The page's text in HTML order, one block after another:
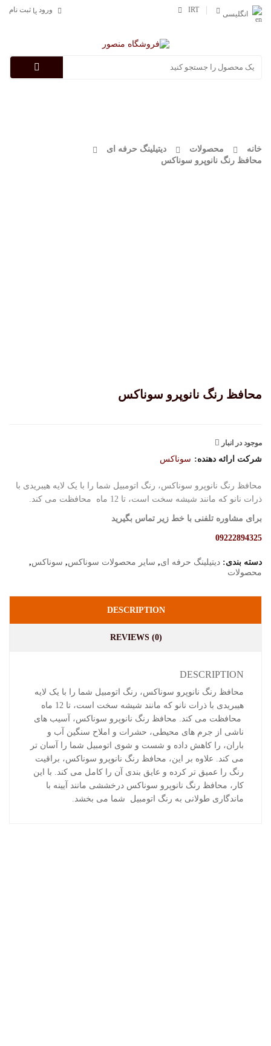
انگلیسی
IRT ورود یا ثبت نام
خانه محصولات
دیتیلینگ حرفه ای
محافظ رنگ نانوپرو سوناکس
محافظ رنگ نانوپرو سوناکس
موجود در انبار
شرکت ارائه دهنده: سوناکس
محافظ رنگ نانوپرو سوناکس، رنگ اتومبيل شما را با يک لايه هيبريدی با
ذرات نانو که مانند شيشه سخت است، تا 12 ماه محافظت می کند.
برای مشاوره تلفنی با خط زیر تماس بگیرید
09222894325
دسته بندی: دیتیلینگ حرفه ای, سایر محصولات سوناکس, سوناکس,
محصولات
DESCRIPTION
REVIEWS (0)
DESCRIPTION
محافظ رنگ نانوپرو سوناکس، رنگ اتومبيل شما را با يک لايه
هيبريدی با ذرات نانو که مانند شيشه سخت است، تا 12 ماه
محافظت می کند. محافظ رنگ نانوپرو سوناکس، آسيب های
ناشی از جرم های محيطی، حشرات و املاح سنگين آب و
باران، را کاهش داده و شست و شوی اتومبيل شما را آسان تر
می کند. علاوه بر اين، محافظ رنگ نانوپرو سوناکس، براقيت
رنگ را عميق تر کرده و عايق بندی آن را کامل می کند. با اين
کار، محافظ رنگ نانوپرو سوناکس درخششی مانند آيينه با
ماندگاری طولانی به رنگ اتومبيل شما می بخشد.